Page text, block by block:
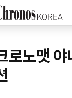
로노맷 야